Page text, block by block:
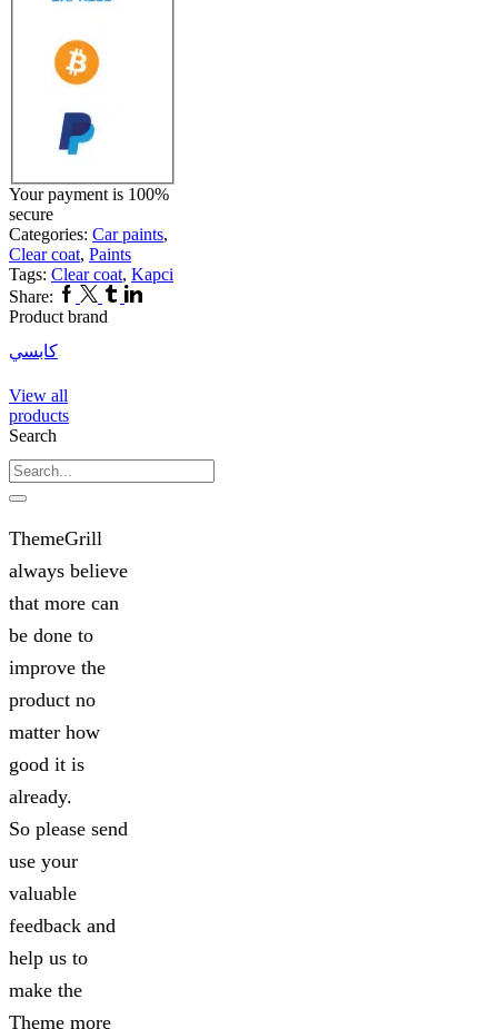
Your payment is 100%
secure
Categories: Car paints,
Clear coat, Paints
Tags: Clear coat, Kapci
Share: Facebook
Twitter
TumblrLinkedin
Product brand
كابسي
View all
products
Search
Search
ThemeGrill
always believe
that more can
be done to
improve the
product no
matter how
good it is
already.
So please send
use your
valuable
feedback and
help us to
make the
Theme more